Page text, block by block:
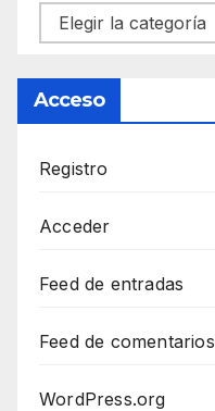
Categorías
Acceso
Registro
Acceder
Feed de entradas
Feed de comentarios
WordPress.org